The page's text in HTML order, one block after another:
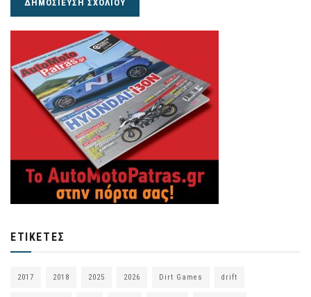
ΕΤΙΚΈΤΕΣ
2017 2018 2025 2026 Dirt Games drift